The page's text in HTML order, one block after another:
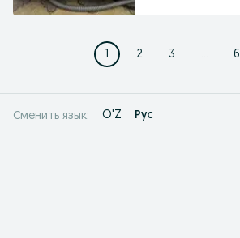
1 2 3 ... 6
Сменить язык: O'Z Рус